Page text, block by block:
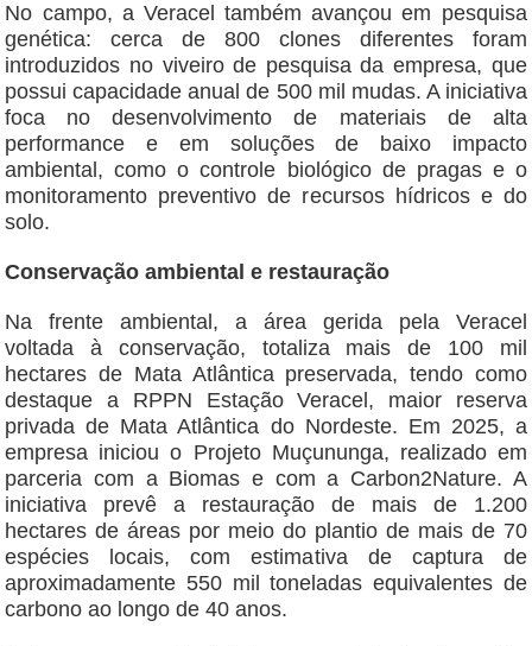
No campo, a Veracel também avançou em pesquisa
genética: cerca de 800 clones diferentes foram
introduzidos no viveiro de pesquisa da empresa, que
possui capacidade anual de 500 mil mudas. A iniciativa
foca no desenvolvimento de materiais de alta
performance e em soluções de baixo impacto
ambiental, como o controle biológico de pragas e o
monitoramento preventivo de recursos hídricos e do
solo.
Conservação ambiental e restauração
Na frente ambiental, a área gerida pela Veracel
voltada à conservação, totaliza mais de 100 mil
hectares de Mata Atlântica preservada, tendo como
destaque a RPPN Estação Veracel, maior reserva
privada de Mata Atlântica do Nordeste. Em 2025, a
empresa iniciou o Projeto Muçununga, realizado em
parceria com a Biomas e com a Carbon2Nature. A
iniciativa prevê a restauração de mais de 1.200
hectares de áreas por meio do plantio de mais de 70
espécies locais, com estimativa de captura de
aproximadamente 550 mil toneladas equivalentes de
carbono ao longo de 40 anos.